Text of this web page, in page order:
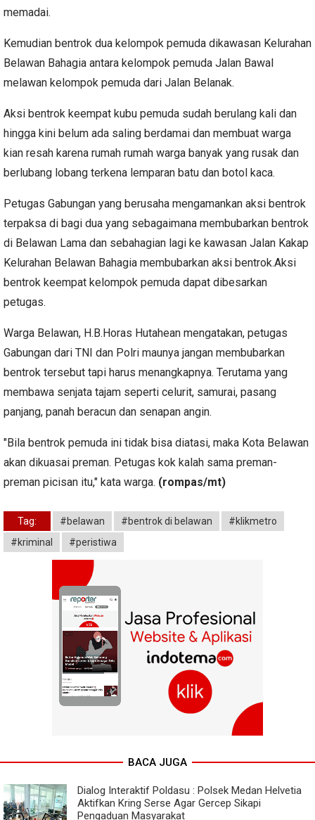
memadai.
Kemudian bentrok dua kelompok pemuda dikawasan Kelurahan
Belawan Bahagia antara kelompok pemuda Jalan Bawal
melawan kelompok pemuda dari Jalan Belanak.
Aksi bentrok keempat kubu pemuda sudah berulang kali dan
hingga kini belum ada saling berdamai dan membuat warga
kian resah karena rumah rumah warga banyak yang rusak dan
berlubang lobang terkena lemparan batu dan botol kaca.
Petugas Gabungan yang berusaha mengamankan aksi bentrok
terpaksa di bagi dua yang sebagaimana membubarkan bentrok
di Belawan Lama dan sebahagian lagi ke kawasan Jalan Kakap
Kelurahan Belawan Bahagia membubarkan aksi bentrok.Aksi
bentrok keempat kelompok pemuda dapat dibesarkan
petugas.
Warga Belawan, H.B.Horas Hutahean mengatakan, petugas
Gabungan dari TNI dan Polri maunya jangan membubarkan
bentrok tersebut tapi harus menangkapnya. Terutama yang
membawa senjata tajam seperti celurit, samurai, pasang
panjang, panah beracun dan senapan angin.
"Bila bentrok pemuda ini tidak bisa diatasi, maka Kota Belawan
akan dikuasai preman. Petugas kok kalah sama preman-
preman picisan itu," kata warga. (rompas/mt)
Tag: #belawan #bentrok di belawan
#klikmetro
#kriminal
#peristiwa
BACA JUGA
Dialog Interaktif Poldasu : Polsek Medan Helvetia
Aktifkan Kring Serse Agar Gercep Sikapi
Pengaduan Masyarakat